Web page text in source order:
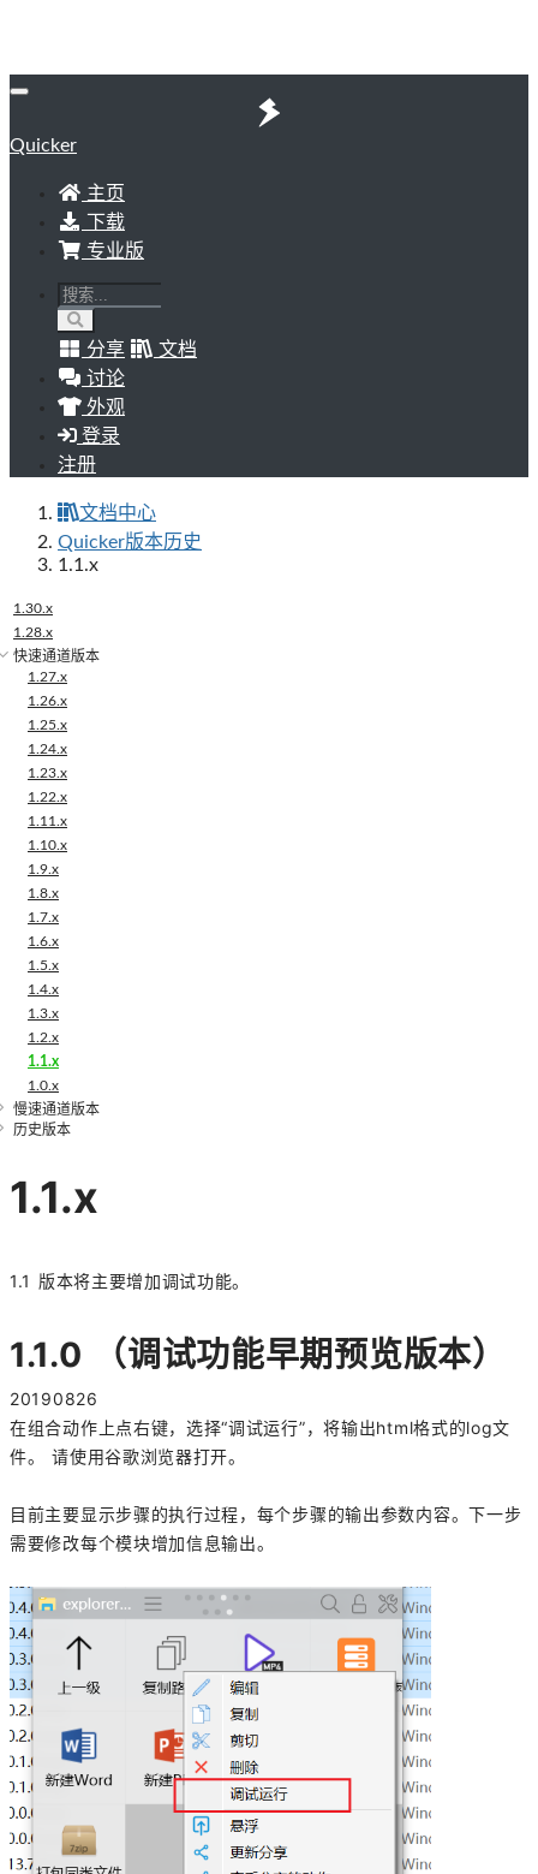
Quicker
主页
下载
专业版
分享
文档
讨论
外观
登录
注册
文档中心
Quicker版本历史
1.1.x
1.30.x
1.28.x
快速通道版本
1.27.x
1.26.x
1.25.x
1.24.x
1.23.x
1.22.x
1.11.x
1.10.x
1.9.x
1.8.x
1.7.x
1.6.x
1.5.x
1.4.x
1.3.x
1.2.x
1.1.x
1.0.x
慢速通道版本
历史版本
1.1.x
1.1 版本将主要增加调试功能。
1.1.0 （调试功能早期预览版本）
20190826
在组合动作上点右键，选择“调试运行”，将输出html格式的log文
件。 请使用谷歌浏览器打开。
目前主要显示步骤的执行过程，每个步骤的输出参数内容。下一步
需要修改每个模块增加信息输出。